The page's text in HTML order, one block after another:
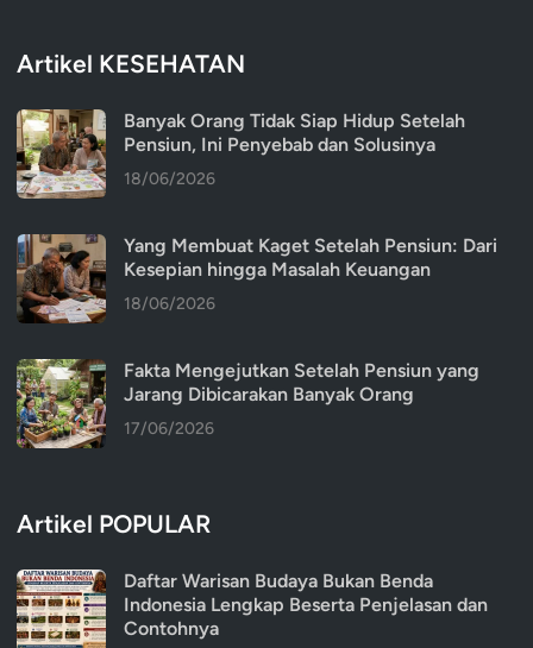
Artikel KESEHATAN
Banyak Orang Tidak Siap Hidup Setelah
Pensiun, Ini Penyebab dan Solusinya
18/06/2026
Yang Membuat Kaget Setelah Pensiun: Dari
Kesepian hingga Masalah Keuangan
18/06/2026
Fakta Mengejutkan Setelah Pensiun yang
Jarang Dibicarakan Banyak Orang
17/06/2026
Artikel POPULAR
Daftar Warisan Budaya Bukan Benda
Indonesia Lengkap Beserta Penjelasan dan
Contohnya